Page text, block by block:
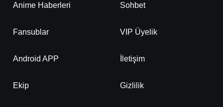
Anime Haberleri Sohbet
Fansublar VIP Üyelik
Android APP İletişim
Ekip Gizlilik